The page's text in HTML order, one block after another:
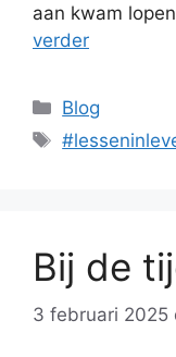
aan kwam
verder
Categorieën
Blog
Tags
Bij de
3 februari 2025